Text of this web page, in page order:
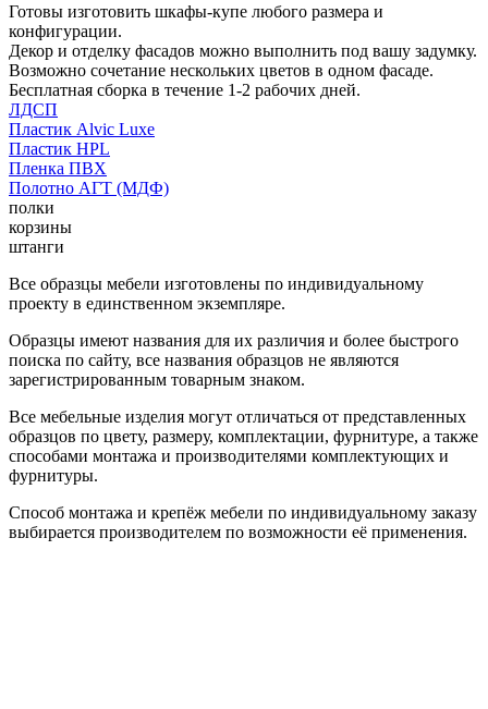
Готовы изготовить шкафы-купе любого размера и
конфигурации.
Декор и отделку фасадов можно выполнить под вашу задумку.
Возможно сочетание нескольких цветов в одном фасаде.
Бесплатная сборка в течение 1-2 рабочих дней.
ЛДСП
Пластик Alvic Luxe
Пластик HPL
Пленка ПВХ
Полотно АГТ (МДФ)
полки
корзины
штанги
Все образцы мебели изготовлены по индивидуальному
проекту в единственном экземпляре.
Образцы имеют названия для их различия и более быстрого
поиска по сайту, все названия образцов не являются
зарегистрированным товарным знаком.
Все мебельные изделия могут отличаться от представленных
образцов по цвету, размеру, комплектации, фурнитуре, а также
способами монтажа и производителями комплектующих и
фурнитуры.
Способ монтажа и крепёж мебели по индивидуальному заказу
выбирается производителем по возможности её применения.